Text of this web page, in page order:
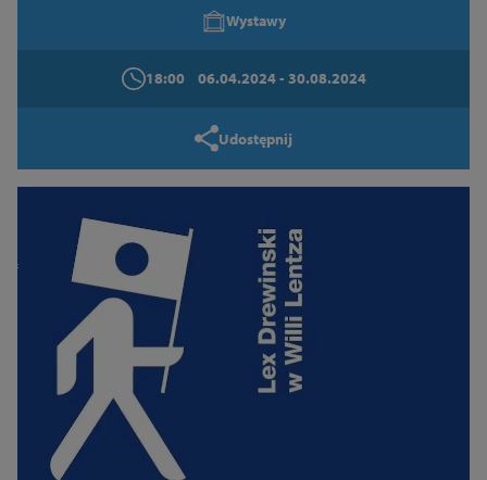
Wystawy
18:00 06.04.2024- 30.08.2024
Udostępnij